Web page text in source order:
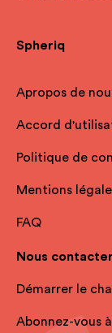
Spheriq
Apropos de
Accord
Politique de
Mentions
FAQ
Nous contacter
Démarrer le
Abonnez-vous